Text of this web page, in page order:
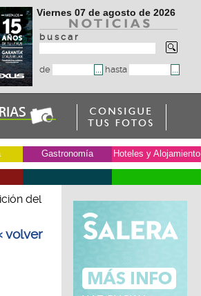
Viernes 07 de agosto de 2026
b u s c a r
de hasta
Gastronomía Hoteles y Alojamiento
del
volver